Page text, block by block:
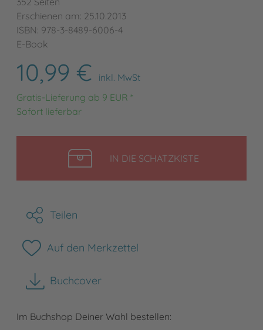
Erschienen am: 25.10.2013
ISBN: 978-3-8489-6006-4
E-Book
10,99 €
inkl. MwSt
Gratis-Lieferung ab 9 EUR *
Sofort lieferbar
IN DIE SCHATZKISTELEGEN
Teilen
Auf den Merkzettel
Buchcover
herunterladen
Im Buchshop Deiner Wahl bestellen: